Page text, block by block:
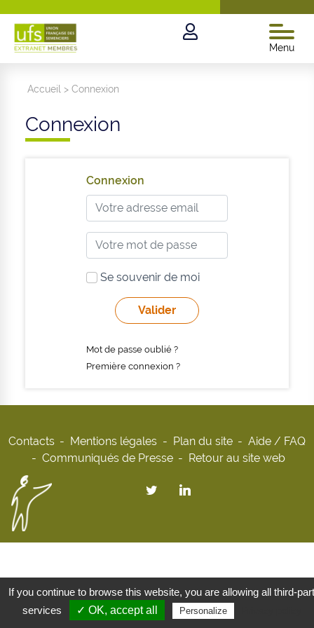
Menu
Accueil >Connexion
Connexion
Connexion
Se souvenir de moi
Mot de passe oublié ?
Première connexion ?
Contacts Mentions légales Plan du site
Aide / FAQ
Communiqués de Presse
Retour au site web
If you continue to browse this website, you are allowing all third-
services
✓ OK, accept all Personalize